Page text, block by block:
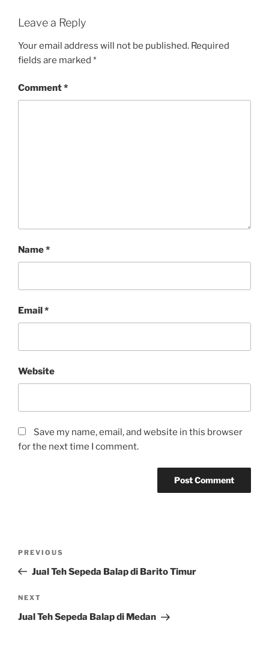
Leave a Reply
Your email address will not be published. Required
fields are marked *
Comment*
Name*
Email*
Website
Save my name, email, and website in this browser
for the next time I comment.
Previous
Post
PREVIOUS
Jual Teh Sepeda Balap di Barito Timur
Next
Post
NEXT
Jual Teh Sepeda Balap di Medan